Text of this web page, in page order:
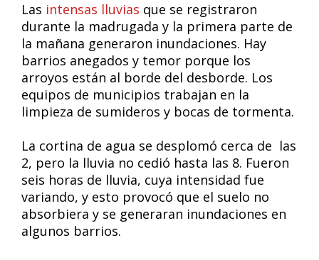
Las intensas lluvias que se registraron
durante la madrugada y la primera parte de
la mañana generaron inundaciones. Hay
barrios anegados y temor porque los
arroyos están al borde del desborde. Los
equipos de municipios trabajan en la
limpieza de sumideros y bocas de tormenta.
La cortina de agua se desplomó cerca de las
2, pero la lluvia no cedió hasta las 8. Fueron
seis horas de lluvia, cuya intensidad fue
variando, y esto provocó que el suelo no
absorbiera y se generaran inundaciones en
algunos barrios.